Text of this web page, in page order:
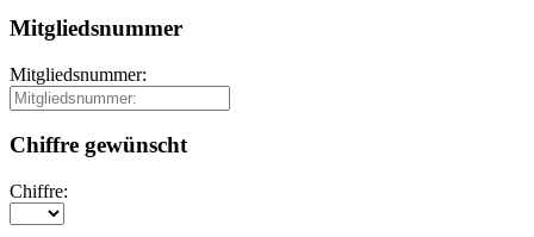
Mitgliedsnummer
Mitgliedsnummer:
Chiffre gewünscht
Chiffre: